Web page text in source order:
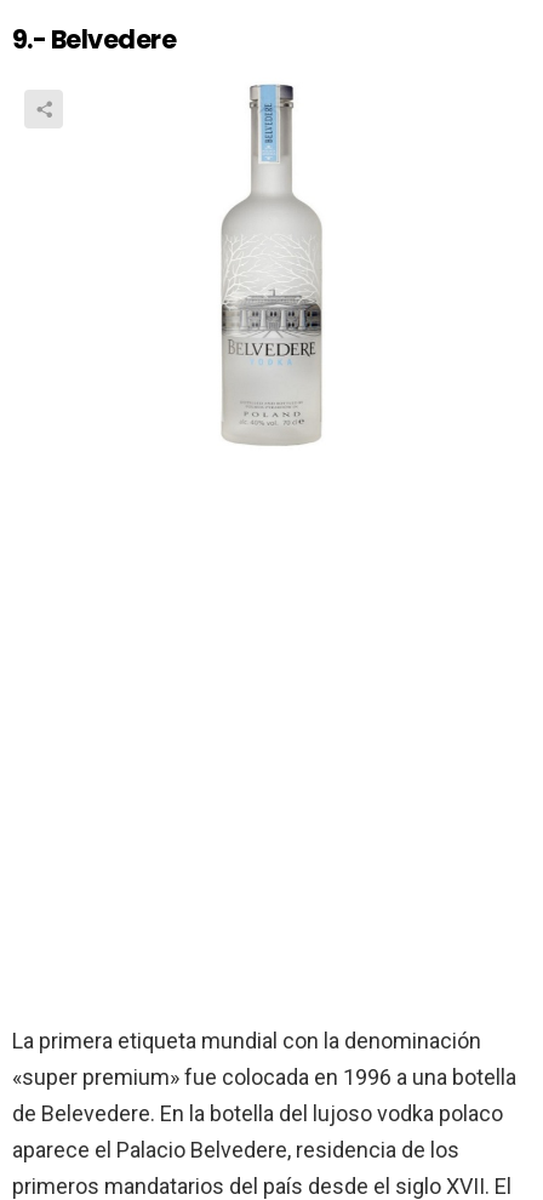
9.- Belvedere
La primera etiqueta mundial con la denominación
«super premium» fue colocada en 1996 a una botella
de Belevedere. En la botella del lujoso vodka polaco
aparece el Palacio Belvedere, residencia de los
primeros mandatarios del país desde el siglo XVII. El